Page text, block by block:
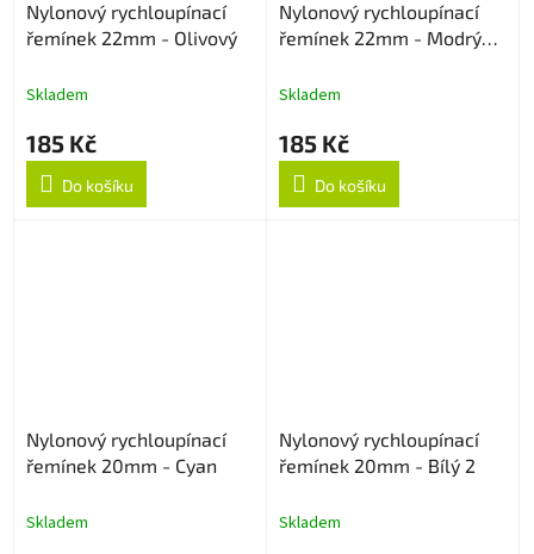
Nylonový rychloupínací
řemínek 22mm - Olivový
Skladem
185 Kč
Do košíku
Nylonový rychloupínací
řemínek 22mm - Modrý
Skladem
185 Kč
Do košíku
Nylonový rychloupínací
řemínek 20mm - Cyan
Skladem
Nylonový rychloupínací
řemínek 20mm - Bílý 2
Skladem